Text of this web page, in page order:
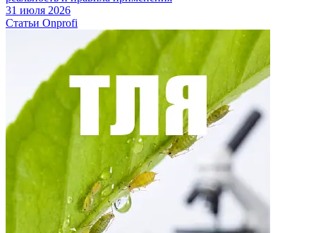
31 июля 2026
Статьи Onprofi